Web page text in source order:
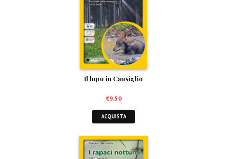
Il lupo in Cansiglio
€9,50
ACQUISTA